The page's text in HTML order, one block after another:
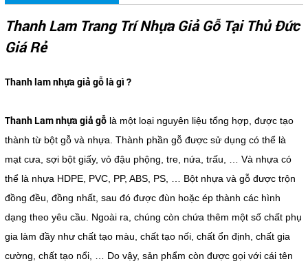
Thanh Lam Trang Trí Nhựa Giả Gỗ Tại Thủ Đức
Giá Rẻ
Thanh lam nhựa giả gỗ là gì ?
Thanh Lam nhựa giả gỗlà một loại nguyên liệu tổng hợp, được tạo
thành từ bột gỗ và nhựa. Thành phần gỗ được sử dụng có thể là
mạt cưa, sợi bột giấy, vỏ đậu phộng, tre, nứa, trấu, … Và nhựa có
thể là nhựa HDPE, PVC, PP, ABS, PS, … Bột nhựa và gỗ được trộn
đồng đều, đồng nhất, sau đó được đùn hoặc ép thành các hình
dạng theo yêu cầu. Ngoài ra, chúng còn chứa thêm một số chất phụ
gia làm đầy như chất tạo màu, chất tạo nối, chất ổn định, chất gia
cường, chất tạo nổi, … Do vậy, sản phẩm còn được gọi với cái tên